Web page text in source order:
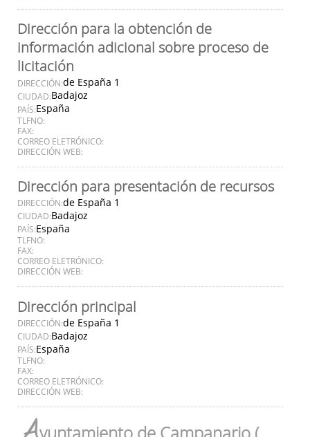
Dirección para la obtención de
información adicional sobre proceso de
licitación
DIRECCIÓN:de España 1
CIUDAD:Badajoz
PAÍS:España
TLFNO:
FAX:
CORREO ELETRÓNICO:
DIRECCIÓN WEB:
Dirección para presentación de recursos
DIRECCIÓN:de España 1
CIUDAD:Badajoz
PAÍS:España
TLFNO:
FAX:
CORREO ELETRÓNICO:
DIRECCIÓN WEB:
Dirección principal
DIRECCIÓN:de España 1
CIUDAD:Badajoz
PAÍS:España
TLFNO:
FAX:
CORREO ELETRÓNICO:
DIRECCIÓN WEB: